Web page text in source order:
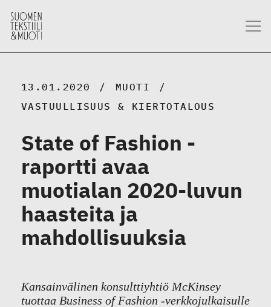
13.01.2020
MUOTI
VASTUULLISUUS & KIERTOTALOUS
State of Fashion -
raportti avaa
muotialan 2020-luvun
haasteita ja
mahdollisuuksia
Kansainvälinen konsulttiyhtiö McKinsey
tuottaa Business of Fashion -verkkojulkaisulle